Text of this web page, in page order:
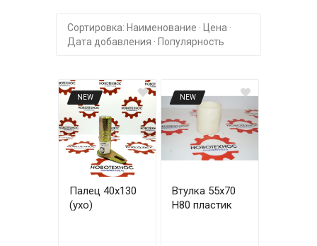
Сортировка: Наименование · Цена ·
Дата добавления · Популярность
NEW
Палец 40х130
(ухо)
NEW
Втулка 55х70
H80 пластик